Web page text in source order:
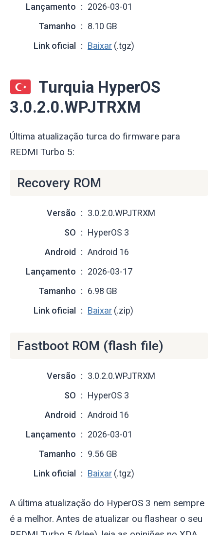
Lançamento
2026-03-01
Tamanho
8.10 GB
Link oficial
Baixar (.tgz)
Turquia HyperOS
3.0.2.0.WPJTRXM
Última atualização turca do firmware para
REDMI Turbo 5:
Recovery ROM
Versão
3.0.2.0.WPJTRXM
SO
HyperOS 3
Android
Android 16
Lançamento
2026-03-17
Tamanho
6.98 GB
Link oficial
Baixar (.zip)
Fastboot ROM (flash file)
Versão
3.0.2.0.WPJTRXM
SO
HyperOS 3
Android
Android 16
Lançamento
2026-03-01
Tamanho
9.56 GB
Link oficial
Baixar (.tgz)
A última atualização do HyperOS 3 nem sempre
é a melhor. Antes de atualizar ou flashear o seu